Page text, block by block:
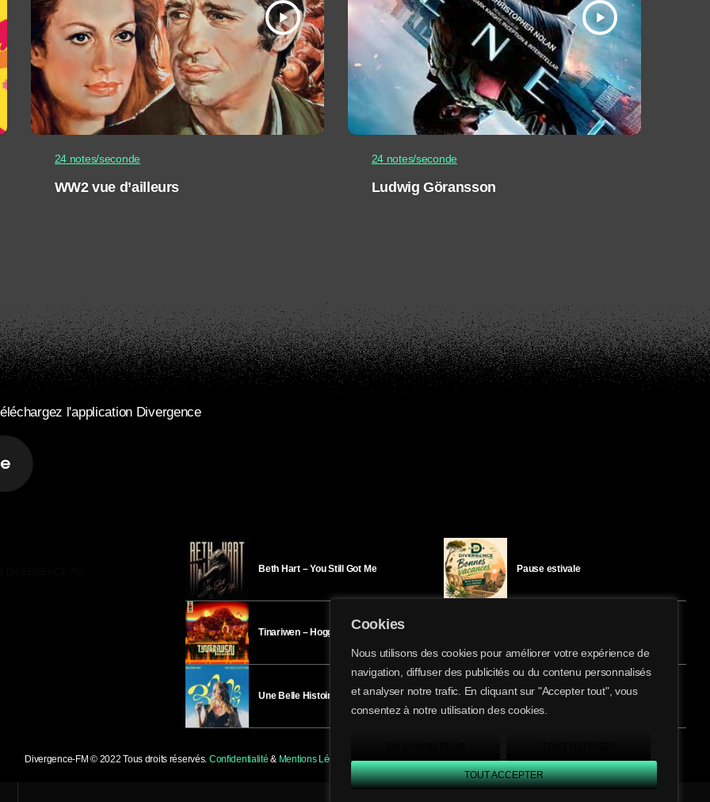
Cookies
Nous utilisons des cookies pour améliorer votre expérience de
navigation, diffuser des publicités ou du contenu personnalisés
et analyser notre trafic. En cliquant sur "Accepter tout", vous
consentez à notre utilisation des cookies.
TOUT ACCEPTER
share
email
play_arrow
24 notes/seconde
WW2 vue d’ailleurs
play_arrow
24 notes/seconde
Ludwig Göransson
l'application Divergence
Beth Hart – You Still Got Me
Tinariwen – Hoggar
Une Belle Histoire – Héloïse Bay
Pause estivale
Ici l’Ombre – mardi 28 juillet
Divergence-FM © 2022 Tous droits réservés. Confidentialité & Mentions Légales.